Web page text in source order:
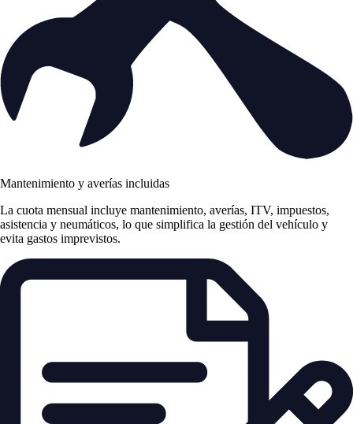
Mantenimiento y averías incluidas
La cuota mensual incluye mantenimiento, averías, ITV, impuestos,
asistencia y neumáticos, lo que simplifica la gestión del vehículo y
evita gastos imprevistos.